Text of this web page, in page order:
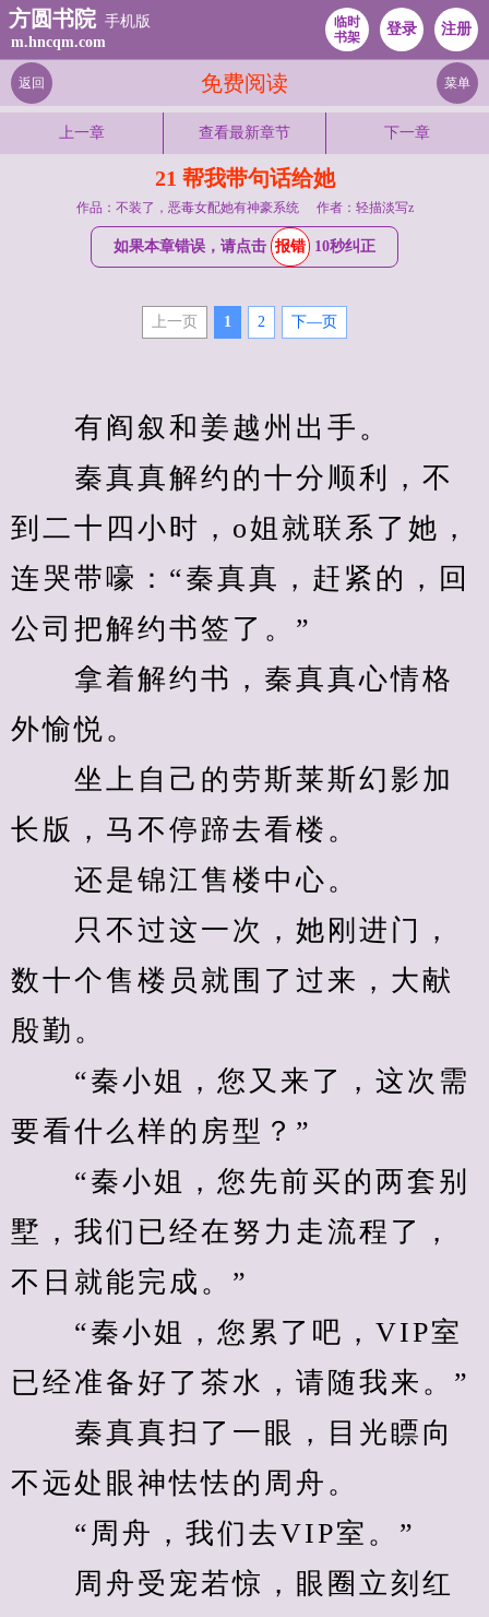
方圆书院 手机版
m.hncqm.com
临时
书架
登录 注册
免费阅读
返回 菜单
上一章 查看最新章节 下一章
21 帮我带句话给她
作品：不装了，恶毒女配她有神豪系统 作者：轻描淡写z
如果本章错误，请点击 报错 10秒纠正
上一页 1 2 下—页
有阎叙和姜越州出手。
秦真真解约的十分顺利，不
到二十四小时，o姐就联系了她，
连哭带嚎：“秦真真，赶紧的，回
公司把解约书签了。”
拿着解约书，秦真真心情格
外愉悦。
坐上自己的劳斯莱斯幻影加
长版，马不停蹄去看楼。
还是锦江售楼中心。
只不过这一次，她刚进门，
数十个售楼员就围了过来，大献
殷勤。
“秦小姐，您又来了，这次需
要看什么样的房型？”
“秦小姐，您先前买的两套别
墅，我们已经在努力走流程了，
不日就能完成。”
“秦小姐，您累了吧，VIP室
已经准备好了茶水，请随我来。”
秦真真扫了一眼，目光瞟向
不远处眼神怯怯的周舟。
“周舟，我们去VIP室。”
周舟受宠若惊，眼圈立刻红